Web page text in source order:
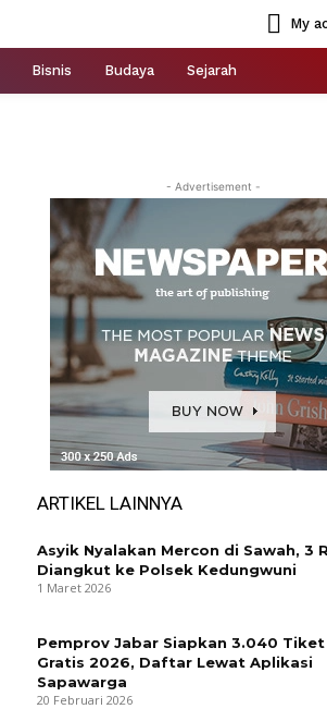
My
Bisnis Budaya Sejarah
- Advertisement -
ARTIKEL LAINNYA
Asyik Nyalakan Mercon di Sawah, 3
Diangkut ke Polsek Kedungwuni
1 Maret 2026
Pemprov Jabar Siapkan 3.040 Tiket
Gratis 2026, Daftar Lewat Aplikasi
Sapawarga
20 Februari 2026